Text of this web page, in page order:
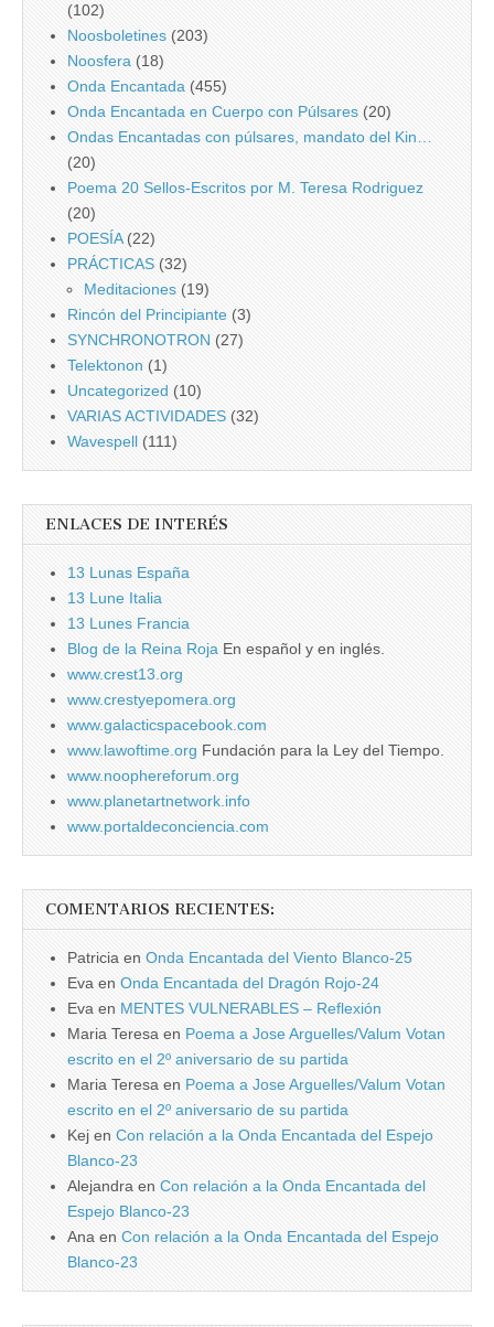
(102)
Noosboletines (203)
Noosfera (18)
Onda Encantada (455)
Onda Encantada en Cuerpo con Púlsares (20)
Ondas Encantadas con púlsares, mandato del Kin…
(20)
Poema 20 Sellos-Escritos por M. Teresa Rodriguez
(20)
POESÍA(22)
PRÁCTICAS (32)
Meditaciones (19)
Rincón del Principiante (3)
SYNCHRONOTRON (27)
Telektonon (1)
Uncategorized (10)
VARIAS ACTIVIDADES (32)
Wavespell (111)
ENLACES DE INTERÉS
13 Lunas España
13 Lune Italia
13 Lunes Francia
Blog de la Reina Roja En español y en inglés.
www.crest13.org
www.crestyepomera.org
www.galacticspacebook.com
www.lawoftime.org Fundación para la Ley del Tiempo.
www.noophereforum.org
www.planetartnetwork.info
www.portaldeconciencia.com
COMENTARIOS RECIENTES:
Patricia en Onda Encantada del Viento Blanco-25
Eva en Onda Encantada del Dragón Rojo-24
Eva en MENTES VULNERABLES – Reflexión
Maria Teresa en Poema a Jose Arguelles/Valum Votan
escrito en el 2º aniversario de su partida
Maria Teresa en Poema a Jose Arguelles/Valum Votan
escrito en el 2º aniversario de su partida
Kej en Con relación a la Onda Encantada del Espejo
Blanco-23
Alejandra en Con relación a la Onda Encantada del
Espejo Blanco-23
Ana en Con relación a la Onda Encantada del Espejo
Blanco-23